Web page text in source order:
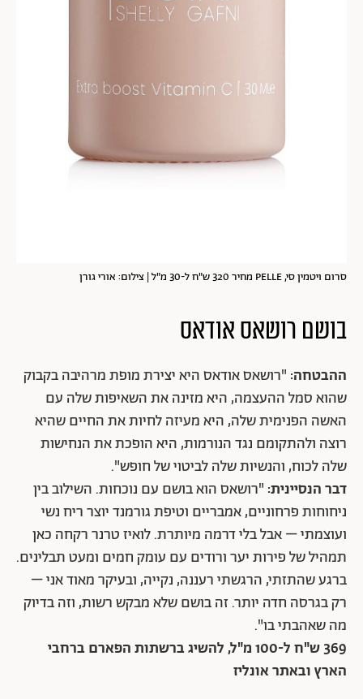
סרום ויטמין סי, PELLE מחיר 320 ש"ח ל-30 מ"ל | צילום: אורי גורן
בושם רושאס אודאס
ההבטחה: "רושאס אודאס היא יצירת מופת מרהיבה בקבוק
שהוא סמל ההעצמה, היא מזינה את השאיפות שלה עם
האשה הפנימית שלה, היא מעיזה לחיות את החיים שהיא
רוצה ולהתקומם נגד הנורמות, היא הופכת את הנחישות
שלה לכוח, והנשיות שלה לביטוי של חופש".
דבר הנסיינית: "רושאס הוא בושם עם נוכחות. השילוב בין
ניחוחות פרחוניים, אמבריים וטיפת גורמנד יוצר ריח נשי
ועוצמתי – אבל בלי דרמה מיותרת. לואיז טרנר רקחה כאן
תמהיל של פירות יער ורודים עם עומק חמים ומעט תבלינים.
ברגע שהתזתי, הרגשתי רעננה, נקייה, ובעיקר מאוד אני –
רק בגרסה חדה יותר. זה בושם שלא מבקש רשות, וזה בדיוק
מה שאהבתי בו".
369 ש"ח ל-100 מ"ל, להשיג ברשתות הפארם ברחבי
הארץ ובאתר אונליז